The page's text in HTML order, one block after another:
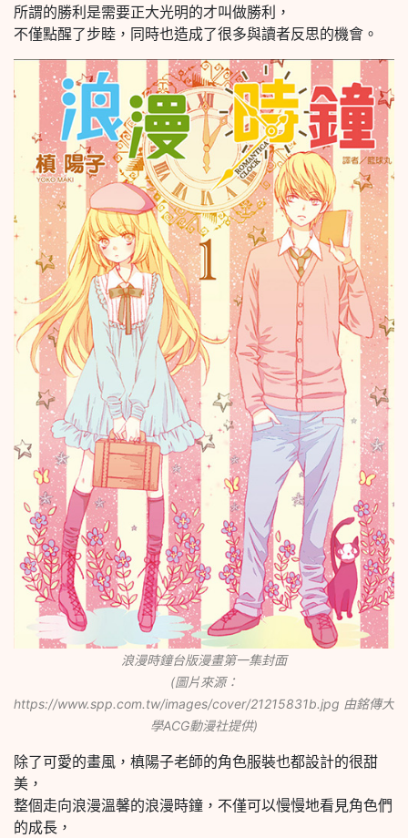
所謂的勝利是需要正大光明的才叫做勝利，
不僅點醒了步睦，同時也造成了很多與讀者反思的機會。
浪漫時鐘台版漫畫第一集封面
(圖片來源：
https://www.spp.com.tw/images/cover/21215831b.jpg 由銘傳大
學ACG動漫社提供)
除了可愛的畫風，槙陽子老師的角色服裝也都設計的很甜
美，
整個走向浪漫溫馨的浪漫時鐘，不僅可以慢慢地看見角色們
的成長，